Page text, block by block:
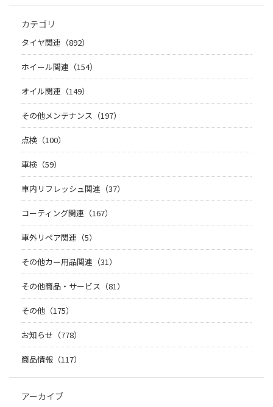
カテゴリ
タイヤ関連（892）
ホイール関連（154）
オイル関連（149）
その他メンテナンス（197）
点検（100）
車検（59）
車内リフレッシュ関連（37）
コーティング関連（167）
車外リペア関連（5）
その他カー用品関連（31）
その他商品・サービス（81）
その他（175）
お知らせ（778）
商品情報（117）
アーカイブ